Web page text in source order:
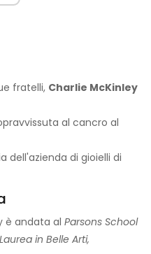
fratelli, Charlie McKinley
al cancro al
dell'azienda di gioielli di
è andata al Parsons School
Laurea in Belle Arti,